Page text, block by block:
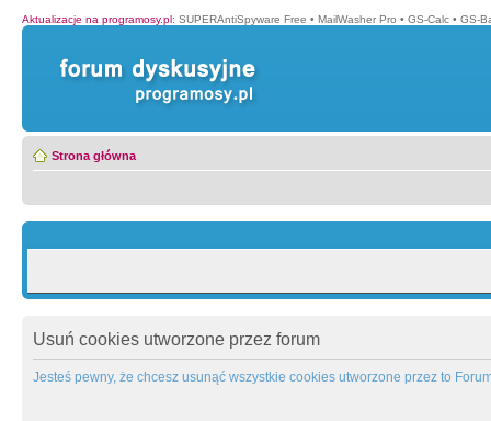
Aktualizacje na programosy.pl: SUPERAntiSpyware Free • MailWasher Pro • GS-Calc • GS-
Strona główna
Usuń cookies utworzone przez forum
Jesteś pewny, że chcesz usunąć wszystkie cookies utworzone przez to